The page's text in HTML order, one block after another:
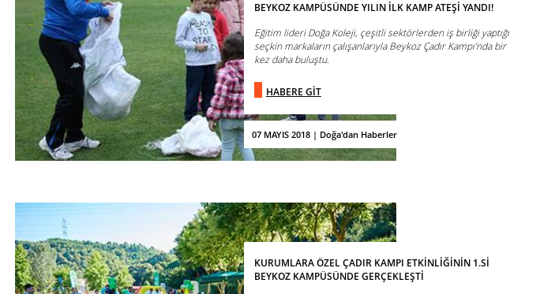
07 MAYIS 2018 | Doğa'dan Haberler
BEYKOZ KAMPÜSÜNDE YILIN İLK KAMP ATEŞİ YANDI!
Eğitim lideri Doğa Koleji, çeşitli sektörlerden iş birliği yaptığı
seçkin markaların çalışanlarıyla Beykoz Çadır Kampı’nda bir
kez daha buluştu.
HABERE GİT
KURUMLARA ÖZEL ÇADIR KAMPI ETKİNLİĞİNİN 1.Sİ
BEYKOZ KAMPÜSÜNDE GERÇEKLEŞTİ